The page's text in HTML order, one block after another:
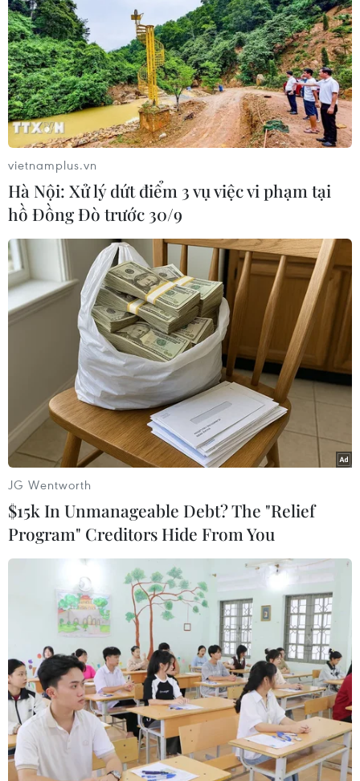
Cảnh sát biển còn giúp đỡ ngư dân trong quá trình
đánh bắt để bà con an tâm vươn khơi.
Kiên Giang: Kịp thời hỗ trợ ngư dân và tàu
cá gặp nạn trên biển
15/11/2021 05:34
Nhận được tin báo, tàu tuần tra của Bộ đội Biên phòng
tỉnh Kiên Giang đã tiếp cận mục tiêu và tổ chức cứu vớt
thành công anh Lê Thanh Bình (ngụ xã đảo Tiên Hải) bị
nạn trên biển trong lúc đi câu mực.
Thay thế Nghị định 67: Hỗ trợ ngư dân
vietnamplus.vn
Hà Nội: Xử lý dứt điểm 3 vụ việc vi phạm tại
hồ Đồng Đò trước 30/9
JG Wentworth
$15k In Unmanageable Debt? The "Relief
Program" Creditors Hide From You